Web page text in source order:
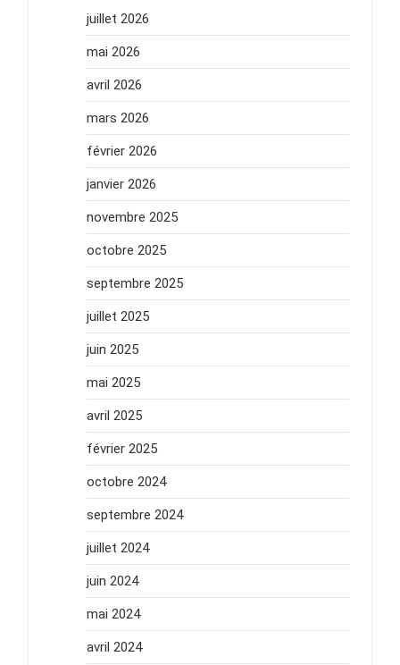
juillet 2026
mai 2026
avril 2026
mars 2026
février 2026
janvier 2026
novembre 2025
octobre 2025
septembre 2025
juillet 2025
juin 2025
mai 2025
avril 2025
février 2025
octobre 2024
septembre 2024
juillet 2024
juin 2024
mai 2024
avril 2024